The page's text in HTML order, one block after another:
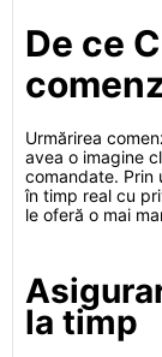
De ce
Urmărirea
avea o imagine
comandate. Prin
în timp real cu
le oferă o mai
la timp